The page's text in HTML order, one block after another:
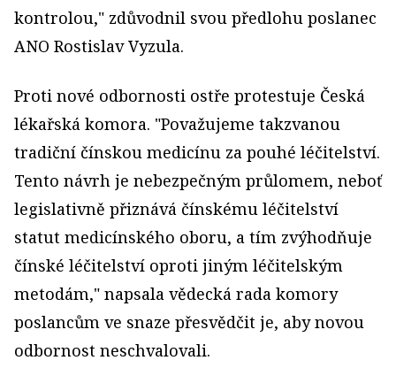
kontrolou," zdůvodnil svou předlohu poslanec
ANO Rostislav Vyzula.
Proti nové odbornosti ostře protestuje Česká
lékařská komora. "Považujeme takzvanou
tradiční čínskou medicínu za pouhé léčitelství.
Tento návrh je nebezpečným průlomem, neboť
legislativně přiznává čínskému léčitelství
statut medicínského oboru, a tím zvýhodňuje
čínské léčitelství oproti jiným léčitelským
metodám," napsala vědecká rada komory
poslancům ve snaze přesvědčit je, aby novou
odbornost neschvalovali.